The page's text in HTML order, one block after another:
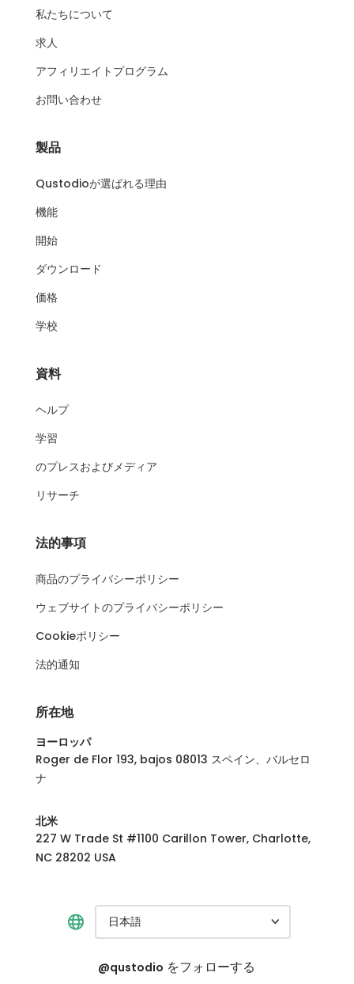
私たちについて
求人
アフィリエイトプログラム
お問い合わせ
製品
Qustodioが選ばれる理由
機能
開始
ダウンロード
価格
学校
資料
ヘルプ
学習
のプレスおよびメディア
リサーチ
法的事項
商品のプライバシーポリシー
ウェブサイトのプライバシーポリシー
Cookieポリシー
法的通知
所在地
ヨーロッパ
Roger de Flor 193, bajos 08013 スペイン、バルセロ
ナ
北米
227 W Trade St #1100 Carillon Tower, Charlotte,
NC 28202 USA
日本語
@qustodio をフォローする